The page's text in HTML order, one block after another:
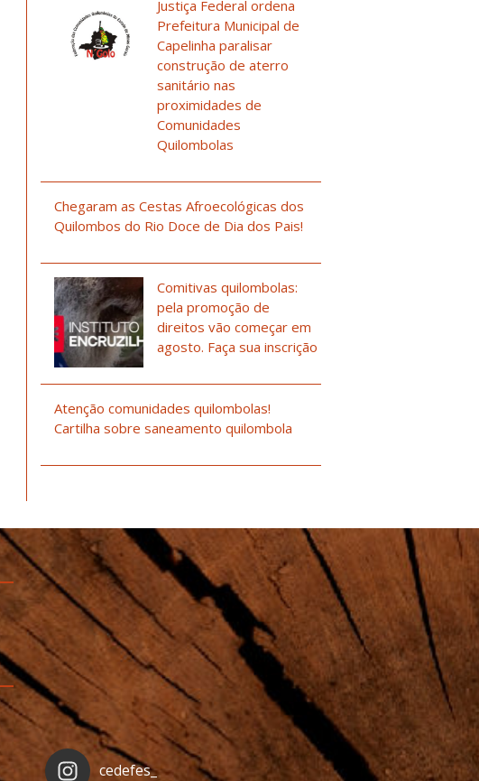
Justiça Federal ordena
Prefeitura Municipal de
Capelinha paralisar
construção de aterro
sanitário nas
proximidades de
Comunidades
Quilombolas
Chegaram as Cestas Afroecológicas dos
Quilombos do Rio Doce de Dia dos Pais!
Comitivas quilombolas:
pela promoção de
direitos vão começar em
agosto. Faça sua inscrição
Atenção comunidades quilombolas!
Cartilha sobre saneamento quilombola
cedefes_